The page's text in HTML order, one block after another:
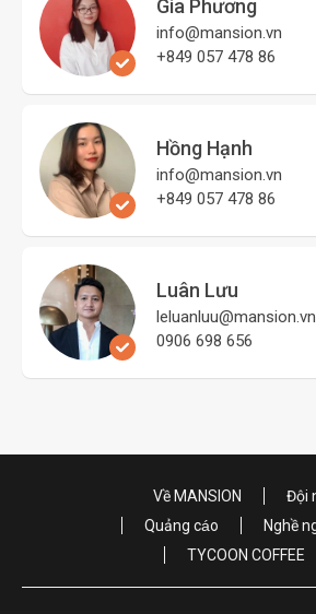
Gia Phương
info@mansion.vn
+849 057 478 86
Hồng Hạnh
info@mansion.vn
+849 057 478 86
Luân Lưu
leluanluu@mansion.vn
0906 698 656
Về MANSION
Đội
Quảng cáo
Nghề
TYCOON COFFEE